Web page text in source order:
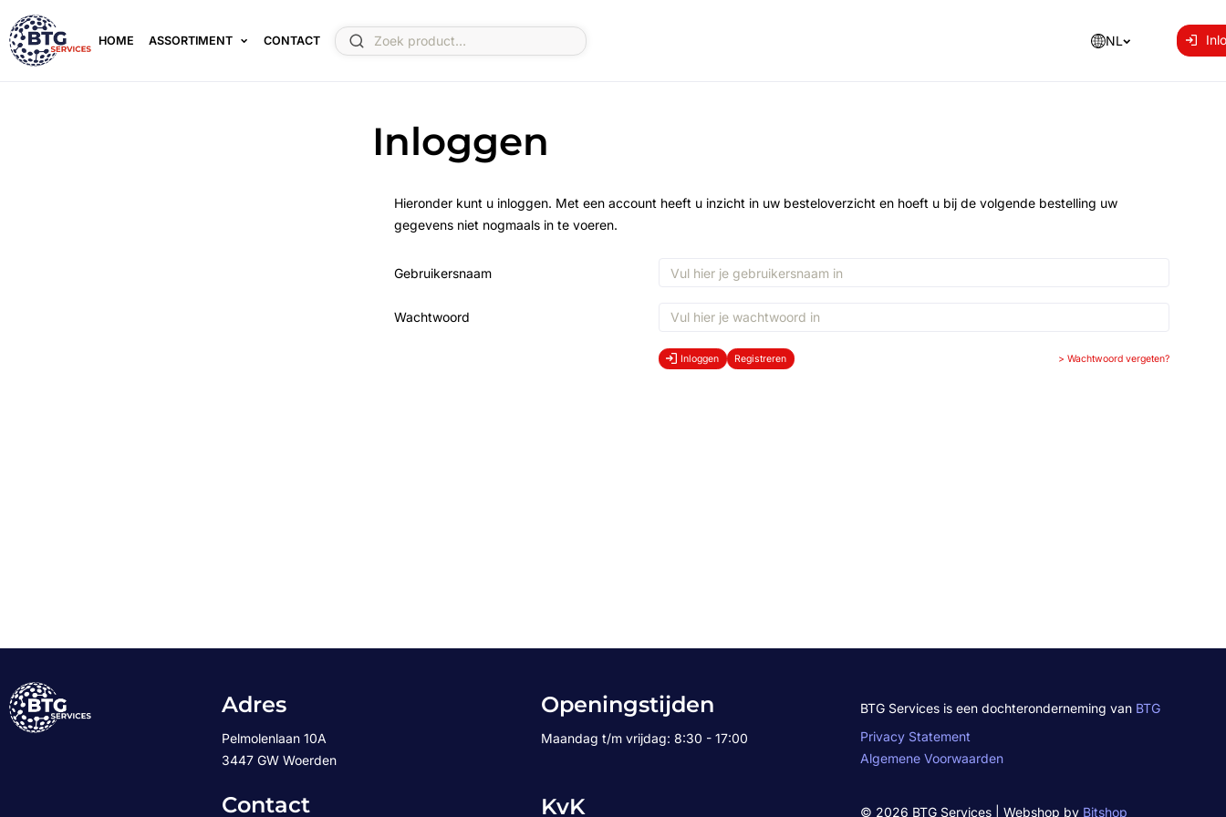
HOME ASSORTIMENT CONTACT NL
Inloggen
Hieronder kunt u inloggen. Met een account heeft u inzicht in uw besteloverzicht en hoeft u bij de volgende bestelling uw
gegevens niet nogmaals in te voeren.
Gebruikersnaam
Wachtwoord
Inloggen Registreren >Wachtwoord vergeten?
Adres
Pelmolenlaan 10A
3447 GW Woerden
Contact
Openingstijden
Maandag t/m vrijdag: 8:30 - 17:00
KvK
BTG Services is een dochteronderneming van BTG
Privacy Statement
Algemene Voorwaarden
© 2026 BTG Services | Webshop by Bitshop